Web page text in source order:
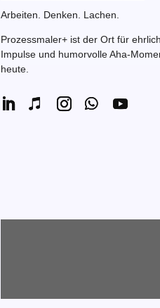
Arbeiten. Denken. Lachen.
Prozessmaler+ ist der Ort für
Impulse und humorvolle Aha-
heute.